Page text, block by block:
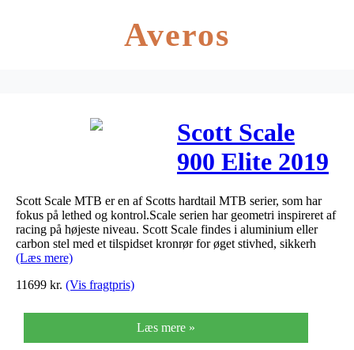
Averos
Scott Scale
900 Elite 2019
Scott Scale MTB er en af Scotts hardtail MTB serier, som har
fokus på lethed og kontrol.Scale serien har geometri inspireret af
racing på højeste niveau. Scott Scale findes i aluminium eller
carbon stel med et tilspidset kronrør for øget stivhed, sikkerh
(Læs mere)
11699 kr. (Vis fragtpris)
Læs mere »